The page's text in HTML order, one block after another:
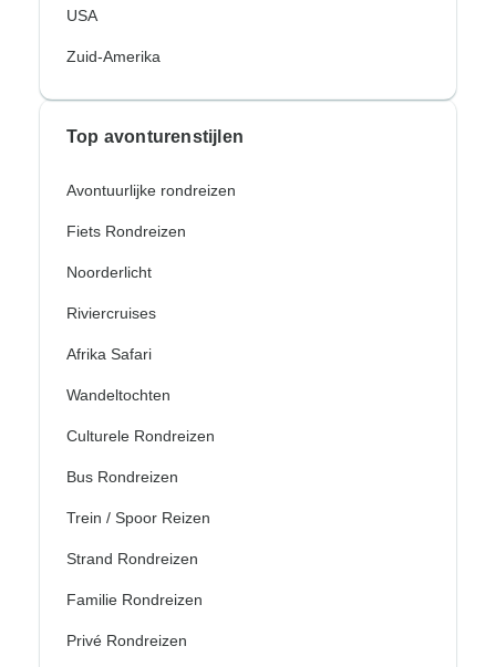
USA
Zuid-Amerika
Top avonturenstijlen
Avontuurlijke rondreizen
Fiets Rondreizen
Noorderlicht
Riviercruises
Afrika Safari
Wandeltochten
Culturele Rondreizen
Bus Rondreizen
Trein / Spoor Reizen
Strand Rondreizen
Familie Rondreizen
Privé Rondreizen